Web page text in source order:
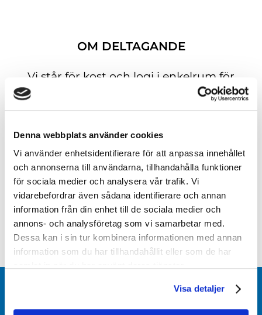
Denna webbplats använder cookies
Vi använder enhetsidentifierare för att anpassa innehållet
och annonserna till användarna, tillhandahålla funktioner
för sociala medier och analysera vår trafik. Vi
vidarebefordrar även sådana identifierare och annan
information från din enhet till de sociala medier och
annons- och analysföretag som vi samarbetar med.
Dessa kan i sin tur kombinera informationen med annan
information som du har tillhandahållit eller som de har
Visa detaljer
OM DELTAGANDE
Vi står för kost och logi i enkelrum för
deltagare från: Norrbotten, Skellefteå
kommun, Malå kommun, Norsjö
Resor bekostas på egen hand för alla
deltagare.
Självkostnadspris 3 000kr för
deltagande från andra kommuner.
Digitalt deltagande är kostnadsfritt
för alla.